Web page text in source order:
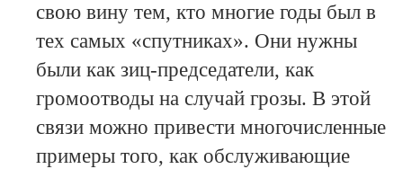
свою вину тем, кто многие годы был в
тех самых «спутниках». Они нужны
были как зиц-председатели, как
громоотводы на случай грозы. В этой
связи можно привести многочисленные
примеры того, как обслуживающие